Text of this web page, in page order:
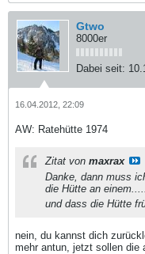
Gtwo
8000er
Dabei seit:
16.04.2012, 22:09
AW: Ratehütte 1974
Zitat von maxrax
Danke, dann muss
die Hütte an
und dass die Hütte
nein, du kannst dich
mehr antun, jetzt sollen die